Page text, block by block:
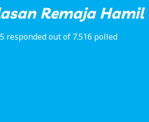
Remaja Hamil
responded out of 7.516 polled